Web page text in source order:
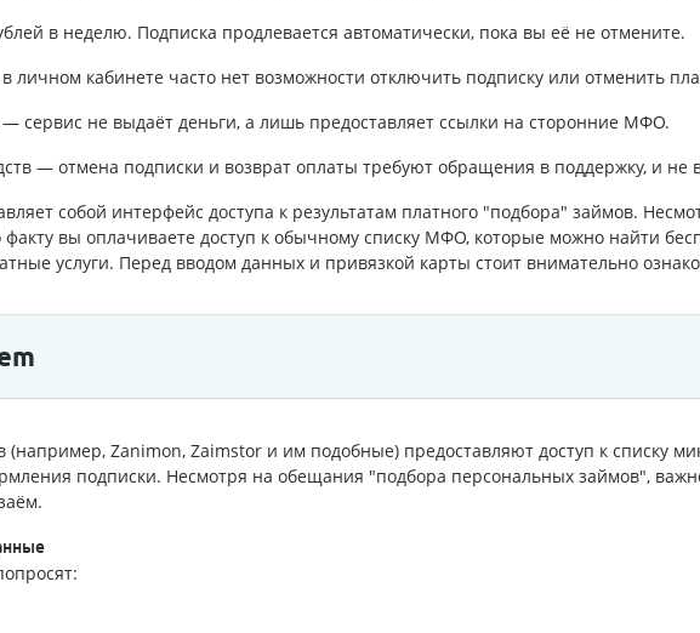
в неделю. Подписка продлевается автоматически, пока вы её не отмените.
кабинете часто нет возможности отключить подписку или отменить
— сервис не выдаёт деньги, а лишь предоставляет ссылки на сторонние МФО.
— отмена подписки и возврат оплаты требуют обращения в поддержку, и не
собой интерфейс доступа к результатам платного "подбора" займов.
вы оплачиваете доступ к обычному списку МФО, которые можно найти
услуги. Перед вводом данных и привязкой карты стоит внимательно
Zanimon, Zaimstor и им подобные) предоставляют доступ к списку
подписки. Несмотря на обещания "подбора персональных займов",